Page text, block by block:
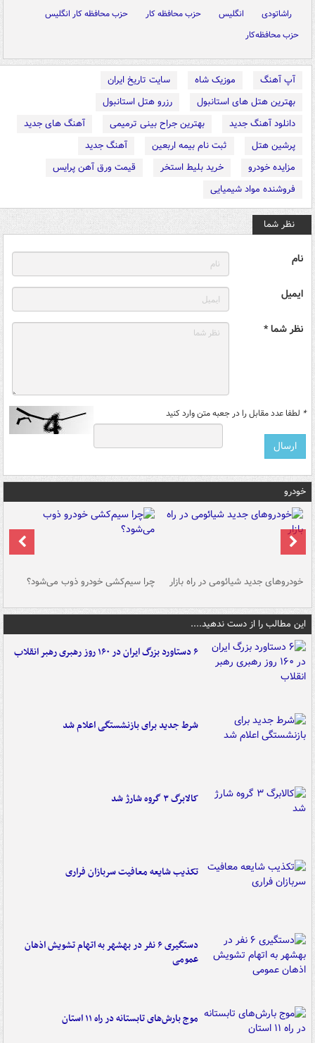
راشاتودی انگلیس حزب محافظه کار
حزب محافظه کار انگلیس
حزب محافظه‌کار
آپ آهنگ موزیک شاه
سایت تاریخ ایران
بهترین هتل های استانبول
رزرو هتل استانبول
دانلود آهنگ جدید
بهترین جراح بینی ترمیمی
آهنگ های جدید
پرشین هتل
ثبت نام بیمه اربعین
آهنگ جدید
مزایده خودرو
خرید بلیط استخر
قیمت ورق آهن پرایس
فروشنده مواد شیمیایی
نظر شما
نام
ایمیل
نظر شما *
* لطفا عدد مقابل را در جعبه متن وارد کنید
خودرو
خودروهای جدید شیائومی در راه بازار چرا سیم‌کشی خودرو ذوب می‌شود؟
این مطالب را از دست ندهید....
۶ دستاورد بزرگ ایران در ۱۶۰ روز رهبری رهبر انقلاب
شرط جدید برای بازنشستگی اعلام شد
کالابرگ ۳ گروه شارژ شد
تکذیب شایعه معافیت سربازان فراری
دستگیری ۶ نفر در بهشهر به اتهام تشویش اذهان
عمومی
موج بارش‌های تابستانه در راه ۱۱ استان